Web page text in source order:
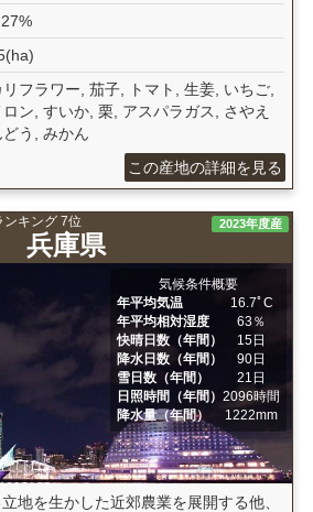
リフラワー, 茄子, トマト, 生姜, いちご,
ロン, すいか, 栗, アスパラガス, さやえ
どう, みかん
この産地の詳細を見る
ンキング 7位
兵庫県
2023年度産
気候条件概要
年平均気温
16.7ﾟC
年平均相対湿度
63％
快晴日数（年間）
15日
降水日数（年間）
90日
雪日数（年間）
21日
日照時間（年間）2096時間
降水量（年間）
1222mm
地を生かした近郊農業を展開する他、